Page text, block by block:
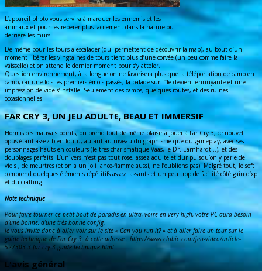
L’appareil photo vous servira à marquer les ennemis et les
animaux et pour les repérer plus facilement dans la nature ou
derrière les murs.
De même pour les tours à escalader (qui permettent de découvrir la map), au bout d’un
moment libérer les vingtaines de tours tient plus d’une corvée (un peu comme faire la
vaisselle) et on attend le dernier moment pour s’y atteler.
Question environnement, à la longue on ne favorisera plus que la téléportation de camp en
camp, car une fois les premiers émois passés, la balade sur l’île devient ennuyante et une
impression de vide s’installe. Seulement des camps, quelques routes, et des ruines
occasionnelles.
FAR CRY 3, UN JEU ADULTE, BEAU ET IMMERSIF
Hormis ces mauvais points, on prend tout de même plaisir à jouer à Far Cry 3, ce nouvel
opus étant assez bien foutu, autant au niveau du graphisme que du gameplay, avec ses
personnages hauts en couleurs (le très charismatique Vaas, le Dr. Earnhardt…), et des
doublages parfaits. L’univers n’est pas tout rose, assez adulte et dur puisqu’on y parle de
viols , de meurtres (et on a un joli lance-flamme aussi, ne l’oublions pas). Malgré tout, le soft
comprend quelques éléments répétitifs assez lassants et un peu trop de facilité côté gain d’xp
et du crafting.
Note technique
Pour faire tourner ce petit bout de paradis en ultra, voire en very high, votre PC aura besoin
d’une bonne, d’une très bonne config.
Je vous invite donc à aller voir sur le site « Can you run it? » et à aller faire un tour sur le
guide technique de Far Cry 3 à cette adresse : https://www.clubic.com/jeu-video/article-
527303-3-far-cry-3-guide-technique.html
L'avis général